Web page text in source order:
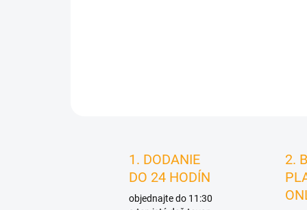
1. DODANIE
DO 24 HODÍN
objednajte do 11:30
2.